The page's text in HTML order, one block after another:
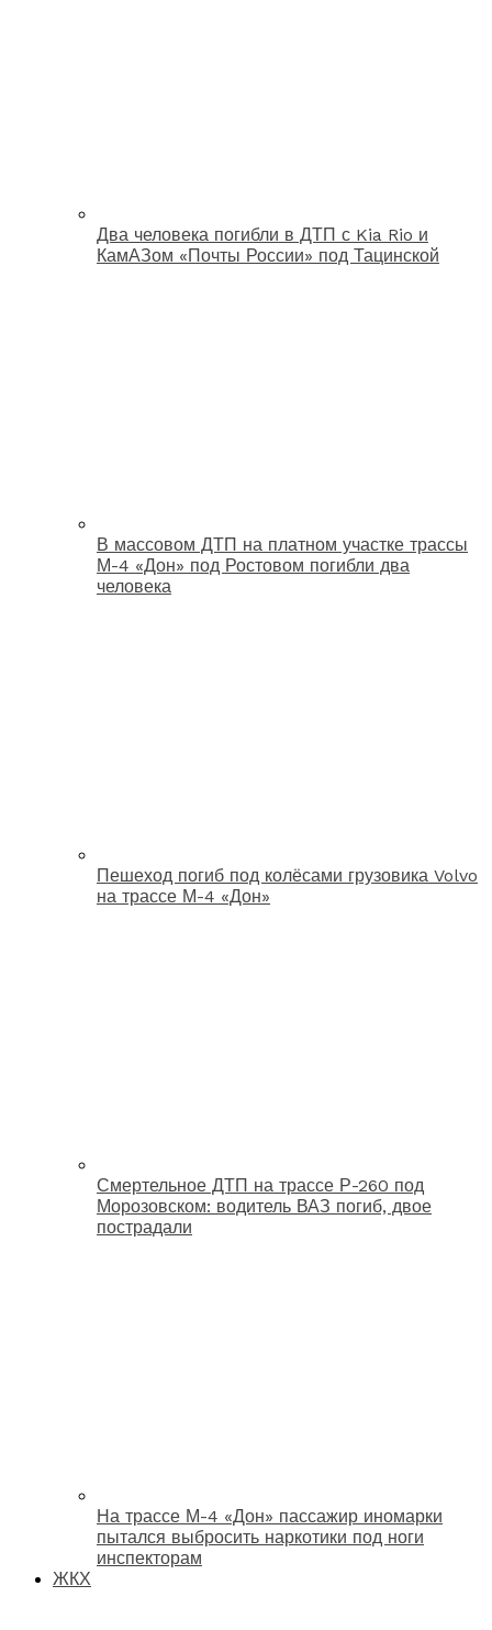
Два человека погибли в ДТП с Kia Rio и
КамАЗом «Почты России» под Тацинской
В массовом ДТП на платном участке трассы
М-4 «Дон» под Ростовом погибли два
человека
Пешеход погиб под колёсами грузовика Volvo
на трассе М-4 «Дон»
Смертельное ДТП на трассе Р-260 под
Морозовском: водитель ВАЗ погиб, двое
пострадали
На трассе М-4 «Дон» пассажир иномарки
пытался выбросить наркотики под ноги
инспекторам
ЖКХ